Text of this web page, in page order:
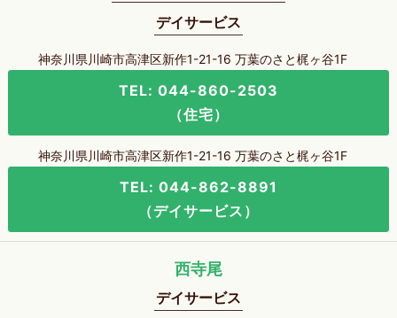
デイサービス
神奈川県川崎市高津区新作1-21-16 万葉のさと梶ヶ谷1F
TEL: 044-860-2503
（住宅）
神奈川県川崎市高津区新作1-21-16 万葉のさと梶ヶ谷1F
TEL: 044-862-8891
（デイサービス）
西寺尾
デイサービス